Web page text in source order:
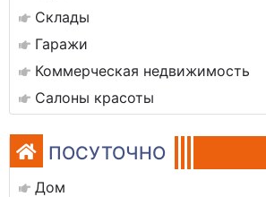
Склады
Гаражи
Коммерческая недвижимость
Салоны красоты
ПОСУТОЧНО
Дом